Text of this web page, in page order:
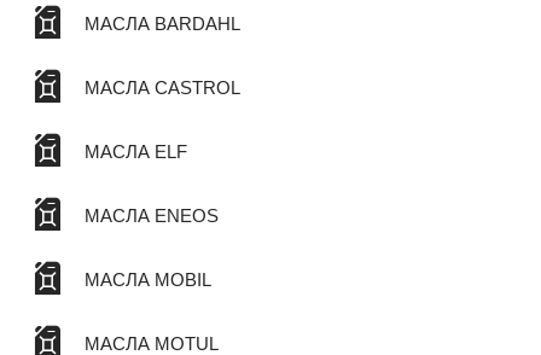
МАСЛА BARDAHL
МАСЛА CASTROL
МАСЛА ELF
МАСЛА ENEOS
МАСЛА MOBIL
МАСЛА MOTUL